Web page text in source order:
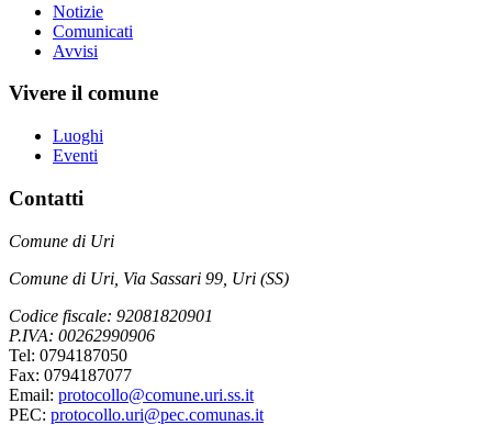
Notizie
Comunicati
Avvisi
Vivere il comune
Luoghi
Eventi
Contatti
Comune di Uri
Comune di Uri, Via Sassari 99, Uri (SS)
Codice fiscale: 92081820901
P.IVA: 00262990906
Tel: 0794187050
Fax: 0794187077
Email: protocollo@comune.uri.ss.it
PEC: protocollo.uri@pec.comunas.it